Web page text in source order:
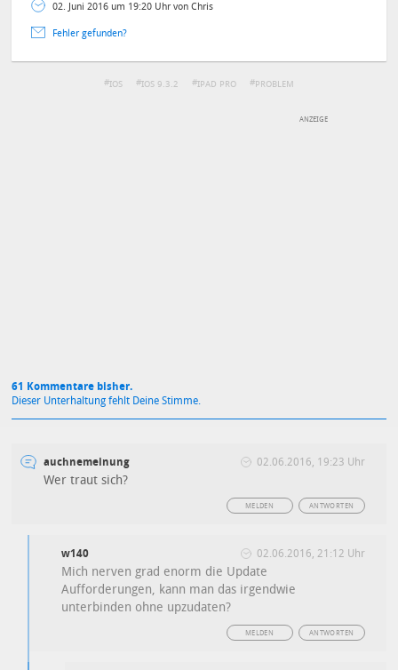
02. Juni 2016 um 19:20 Uhr von Chris
Fehler gefunden?
IOS IOS 9.3.2 IPAD PRO PROBLEM
61 Kommentare bisher.
Dieser Unterhaltung fehlt Deine Stimme.
auchnemeinung 02.06.2016, 19:23 Uhr
Wer traut sich?
ANTWORTEN
MELDEN
w140 02.06.2016, 21:12 Uhr
Mich nerven grad enorm die Update
Aufforderungen, kann man das irgendwie
unterbinden ohne upzudaten?
ANTWORTEN
MELDEN